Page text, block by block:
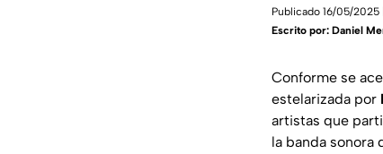
Publicado 16/05/2025 |
Escrito por: Daniel
Conforme se
estelarizada por
artistas que
la banda sonora